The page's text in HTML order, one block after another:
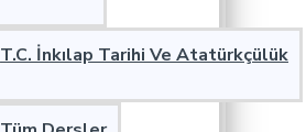
T.C. İnkılap Tarihi Ve Atatürkçülük